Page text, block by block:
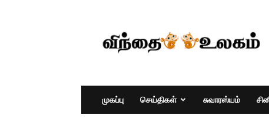
முகப்பு செய்திகள் சுவாரஸ்யம்